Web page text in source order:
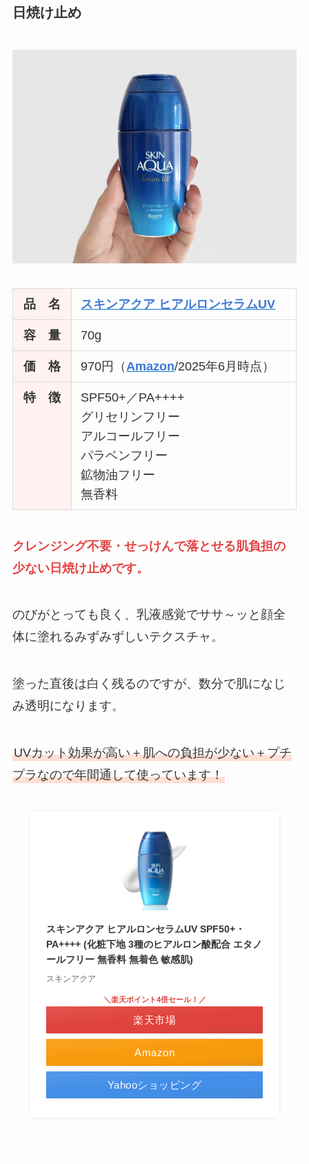
日焼け止め
品 名 スキンアクア ヒアルロンセラムUV
容 量 70g
価 格 970円（ Amazon/2025年6月時点）
特 徴
SPF50+／PA++++
グリセリンフリー
アルコールフリー
パラベンフリー
鉱物油フリー
無香料
クレンジング不要・せっけんで落とせる肌負担の
少ない日焼け止めです。
のびがとっても良く、乳液感覚でササ～ッと顔全
体に塗れるみずみずしいテクスチャ。
塗った直後は白く残るのですが、数分で肌になじ
み透明になります。
UVカット効果が高い＋肌への負担が少ない＋プチ
プラなので年間通して使っています！
スキンアクア ヒアルロンセラムUV SPF50+・
PA++++ (化粧下地 3種のヒアルロン酸配合 エタノ
ールフリー 無香料 無着色 敏感肌)
スキンアクア
Amazon
＼楽天ポイント4倍セール！／
楽天市場
Yahooショッピング